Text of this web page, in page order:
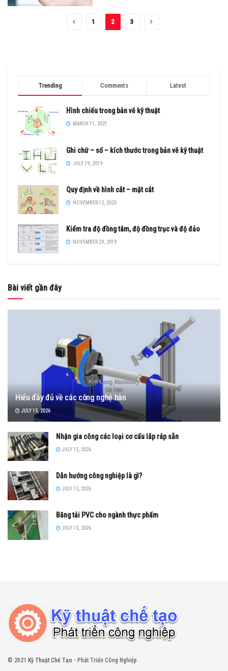
1 2 3
Trending Comments Latest
Hình chiếu trong bản vẽ kỹ thuật
MARCH 11, 2021
Ghi chữ – số – kích thước trong bản vẽ kỹ thuật
JULY 19, 2019
Quy định về hình cắt – mặt cắt
NOVEMBER 12, 2020
Kiểm tra độ đồng tâm, độ đồng trục và độ đảo
NOVEMBER 29, 2019
Bài viết gần đây
Hiểu đầy đủ về các công nghệ hàn
JULY 15, 2026
Nhận gia công các loại cơ cấu lắp ráp sẵn
JULY 15, 2026
Dẫn hướng công nghiệp là gì?
JULY 15, 2026
Băng tải PVC cho ngành thực phẩm
JULY 15, 2026
© 2021 Kỹ Thuật Chế Tạo - Phát Triển Công Nghiệp